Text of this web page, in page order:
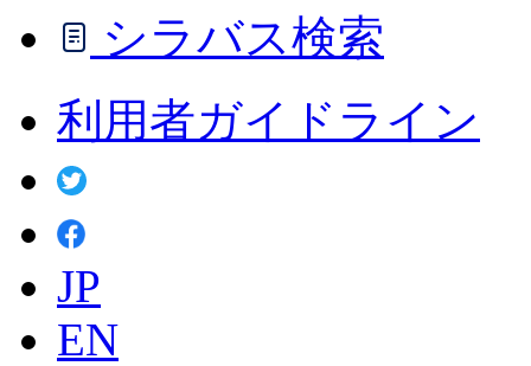
シラバス検索
利用者ガイドライン
JP
EN